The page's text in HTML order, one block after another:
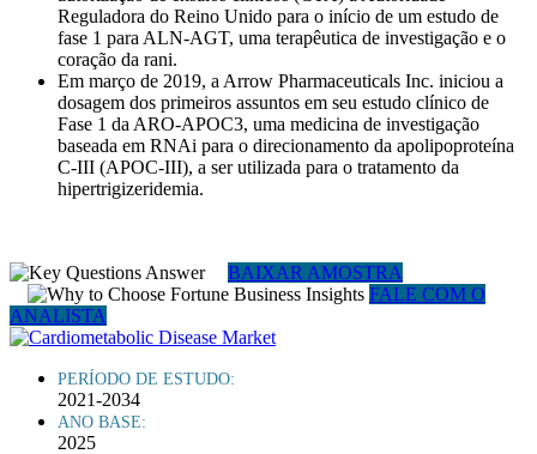
Reguladora do Reino Unido para o início de um estudo de
fase 1 para ALN-AGT, uma terapêutica de investigação e o
coração da rani.
Em março de 2019, a Arrow Pharmaceuticals Inc. iniciou a
dosagem dos primeiros assuntos em seu estudo clínico de
Fase 1 da ARO-APOC3, uma medicina de investigação
baseada em RNAi para o direcionamento da apolipoproteína
C-III (APOC-III), a ser utilizada para o tratamento da
hipertrigizeridemia.
BAIXAR AMOSTRA
FALE COM O
ANALISTA
PERÍODO DE ESTUDO:
2021-2034
ANO BASE:
2025